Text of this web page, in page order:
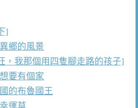
]
鄉的風景
，我那個用四隻腳走路的孩子]
要有個家
的布魯國王
運草